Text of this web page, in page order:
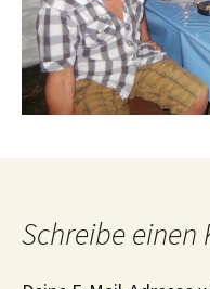
Schreibe